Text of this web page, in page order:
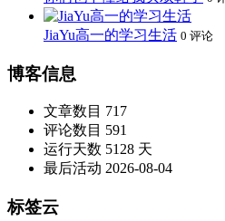
JiaYu高一的学习生活 0 评论
博客信息
文章数目 717
评论数目 591
运行天数 5128 天
最后活动 2026-08-04
标签云